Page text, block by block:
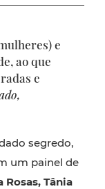
e
ao que
e
segredo,
um painel de
Rosas, Tânia